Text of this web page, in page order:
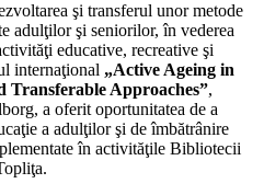
şi transferul unor metode
adulţilor şi seniorilor, în vederea
educative, recreative şi
internaţional „Active Ageing in
Transferable Approaches”,
a oferit oportunitatea de a
a adulţilor şi de îmbătrânire
în activităţile Bibliotecii